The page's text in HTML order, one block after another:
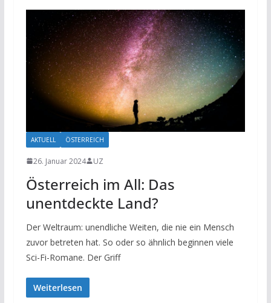
AKTUELL ÖSTERREICH
26. Januar 2024 UZ
Österreich im All: Das
unentdeckte Land?
Der Weltraum: unendliche Weiten, die nie ein Mensch
zuvor betreten hat. So oder so ähnlich beginnen viele
Sci-Fi-Romane. Der Griff
Weiterlesen